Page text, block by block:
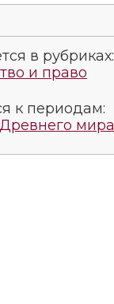
в рубриках:
и право
к периодам:
мира